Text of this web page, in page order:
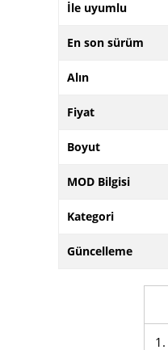
İle uyumlu
En son sürüm
Alın
Fiyat
Boyut
MOD Bilgisi
Kategori
Güncelleme